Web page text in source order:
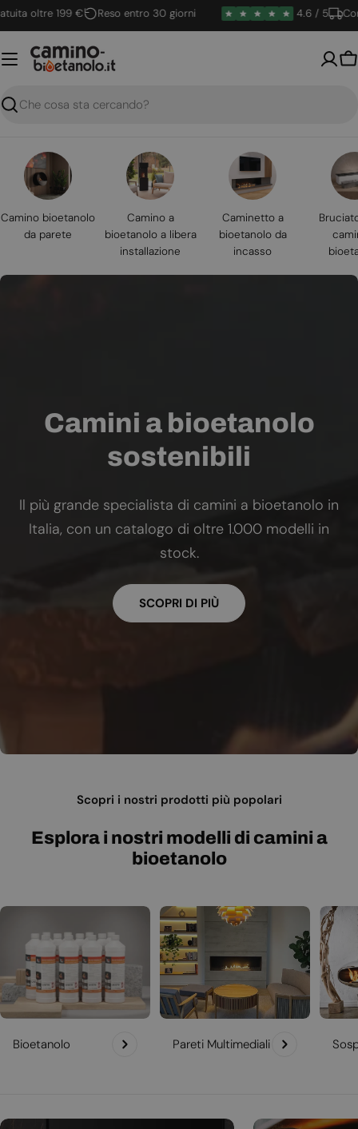
Vai
al
contenuto
oltre 199 € Reso entro 30 giorni 4.6 / 5
Ricerca
Camino bioetanolo
da parete
Camino a
bioetanolo a libera
installazione
Caminetto a
bioetanolo da
incasso
Camini a bioetanolo
sostenibili
Il più grande specialista di camini a bioetanolo in
Italia, con un catalogo di oltre 1.000 modelli in
stock.
SCOPRI DI PIÙ
Scopri i nostri prodotti più popolari
Esplora i nostri modelli di camini a
bioetanolo
Bioetanolo Pareti Multimediali